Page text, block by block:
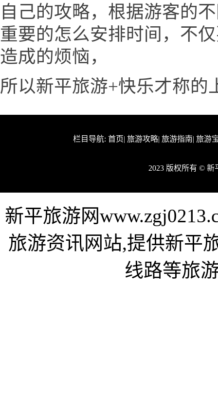
自己的攻略，根据游客的
重要的怎么安排时间，不
造成的烦恼，
所以新平旅游+快乐才称的
栏目导航: 首页| 旅游攻略| 旅游指南| 旅游
2023 版权所有 ©
新平旅游网
旅游资讯网站,提供新平
线路等旅